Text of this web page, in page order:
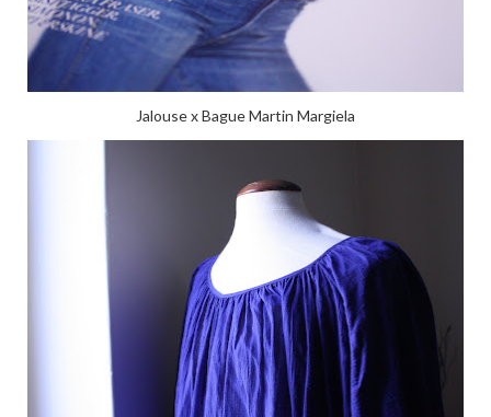
Jalouse x Bague Martin Margiela